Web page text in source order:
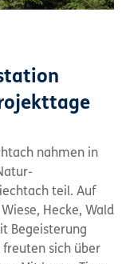
nahmen in
teil. Auf
Hecke, Wald
Begeisterung
freuten sich über